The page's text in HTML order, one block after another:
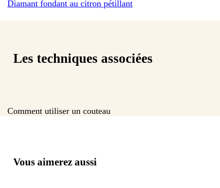
Diamant fondant au citron pétillant
Les techniques associées
Comment utiliser un couteau
Vous aimerez aussi